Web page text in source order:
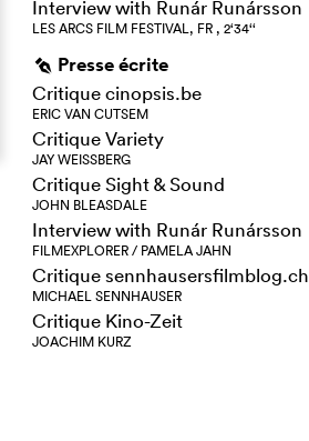
Interview with Runár Runársson
LES ARCS FILM FESTIVAL, FR , 2‘34‘‘
g Presse écrite
Critique cinopsis.be
ERIC VAN CUTSEM
Critique Variety
JAY WEISSBERG
Critique Sight & Sound
JOHN BLEASDALE
Interview with Runár Runársson
FILMEXPLORER / PAMELA JAHN
Critique sennhausersfilmblog.ch
MICHAEL SENNHAUSER
Critique Kino-Zeit
JOACHIM KURZ